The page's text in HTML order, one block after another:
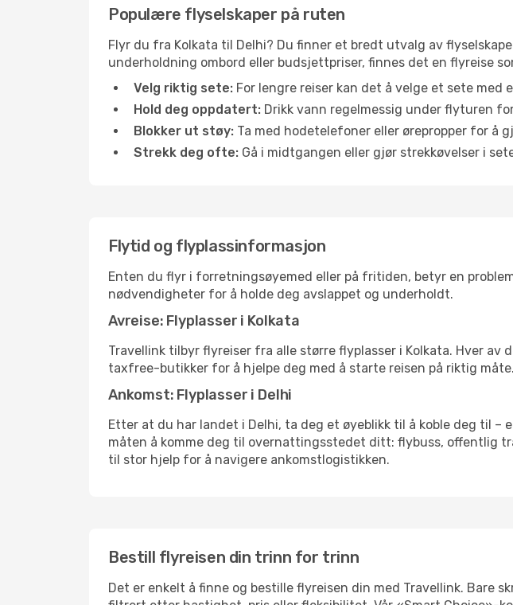
Populære flyselskaper på ruten
Flyr du fra Kolkata til Delhi? Du finner et bredt utvalg av
underholdning ombord eller budsjettpriser, finnes det en flyreise
Velg riktig sete: For lengre reiser kan det å velge et sete
Hold deg oppdatert: Drikk vann regelmessig under flyturen
Blokker ut støy: Ta med hodetelefoner eller ørepropper for å
Strekk deg ofte: Gå i midtgangen eller gjør strekkøvelser i
Flytid og flyplassinformasjon
Enten du flyr i forretningsøyemed eller på fritiden, betyr en
nødvendigheter for å holde deg avslappet og underholdt.
Avreise: Flyplasser i Kolkata
Travellink tilbyr flyreiser fra alle større flyplasser i Kolkata. Hver
taxfree-butikker for å hjelpe deg med å starte reisen på riktig måte.
Ankomst: Flyplasser i Delhi
Etter at du har landet i Delhi, ta deg et øyeblikk til å koble deg til –
måten å komme deg til overnattingsstedet ditt: flybuss, offentlig
til stor hjelp for å navigere ankomstlogistikken.
Bestill flyreisen din trinn for trinn
Det er enkelt å finne og bestille flyreisen din med Travellink. Bare